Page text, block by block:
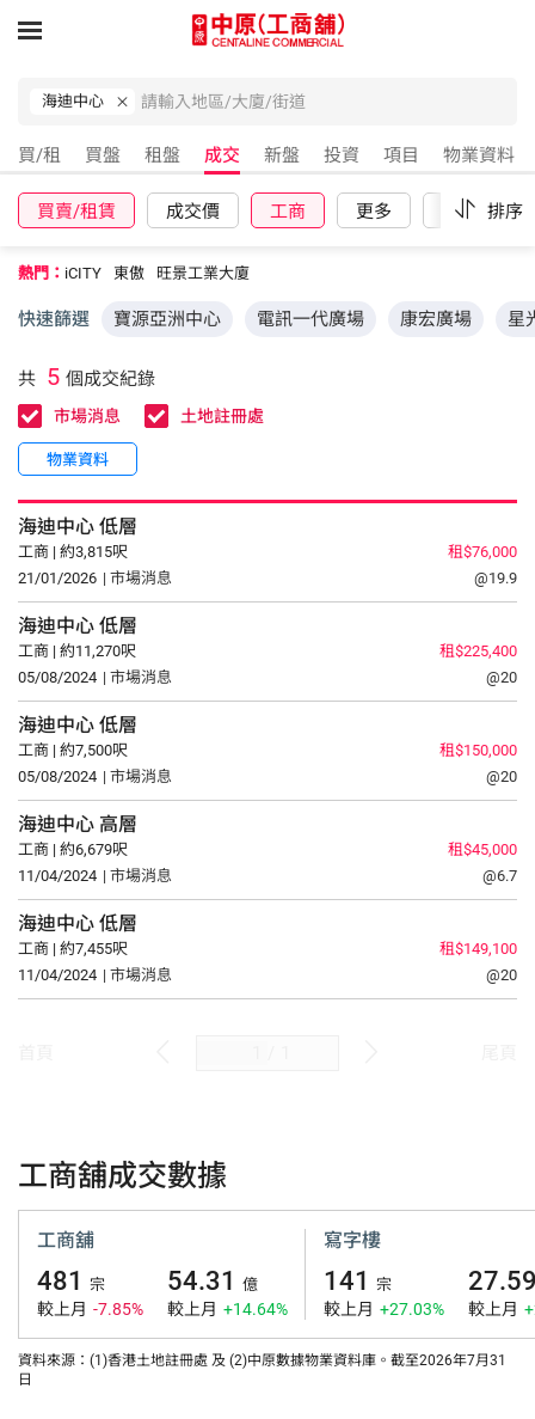
海迪中心
買/租 買盤 租盤 成交 新盤 投資 項目 物業資料
買賣/租賃 成交價 工商 更多 重設 排序
熱門： iCITY 東傲 旺景工業大廈
快速篩選 寶源亞洲中心 電訊一代廣場 康宏廣場 星
共 5 個成交紀錄
市場消息 土地註冊處
物業資料
海迪中心 低層
工商 | 約3,815呎
租$76,000
21/01/2026 | 市場消息 @19.9
海迪中心 低層
工商 | 約11,270呎
租$225,400
05/08/2024 | 市場消息 @20
海迪中心 低層
工商 | 約7,500呎
租$150,000
05/08/2024 | 市場消息 @20
海迪中心 高層
工商 | 約6,679呎
租$45,000
11/04/2024 | 市場消息 @6.7
海迪中心 低層
工商 | 約7,455呎
租$149,100
11/04/2024 | 市場消息 @20
工商舖成交數據
工商舖
481 宗
較上月 -7.85%
54.31 億
較上月 +14.64%
寫字樓
141 宗
較上月 +27.03% 較上月
資料來源：(1)香港土地註冊處 及 (2)中原數據物業資料庫。截至2026年7月31
日